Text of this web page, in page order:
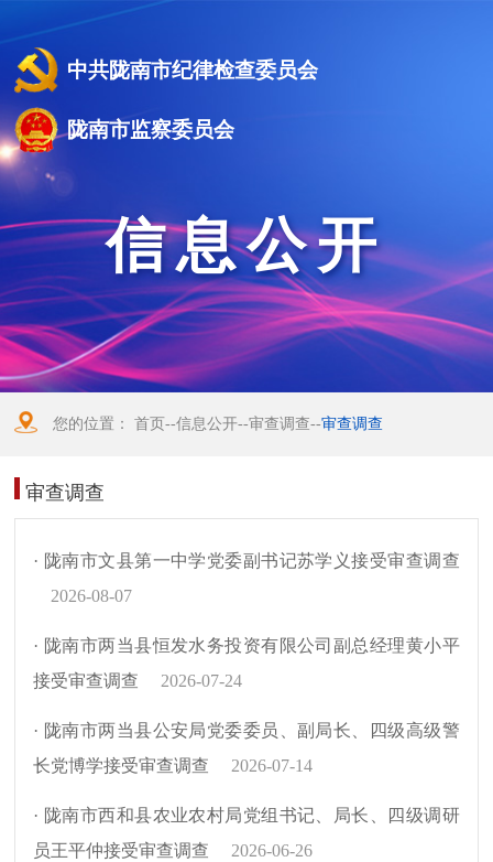
中共陇南市纪律检查委员会
陇南市监察委员会
信息公开
您的位置：首页--信息公开--审查调查--审查调查
审查调查
· 陇南市文县第一中学党委副书记苏学义接受审查调查
2026-08-07
· 陇南市两当县恒发水务投资有限公司副总经理黄小平
接受审查调查
2026-07-24
· 陇南市两当县公安局党委委员、副局长、四级高级警
长党博学接受审查调查
2026-07-14
· 陇南市西和县农业农村局党组书记、局长、四级调研
员王平仲接受审查调查
2026-06-26